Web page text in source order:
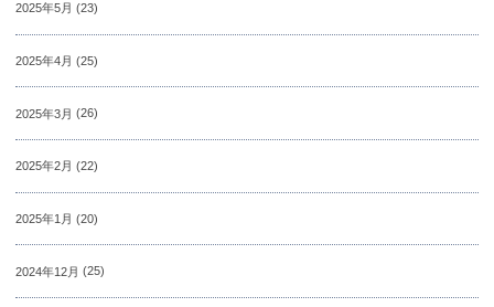
2025年5月 (23)
2025年4月 (25)
2025年3月 (26)
2025年2月 (22)
2025年1月 (20)
2024年12月 (25)